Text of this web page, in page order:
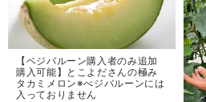
【ベジバルーン購入者のみ追加
購入可能】とこよださんの極み
タカミメロン※べジバルーンには
入っておりません